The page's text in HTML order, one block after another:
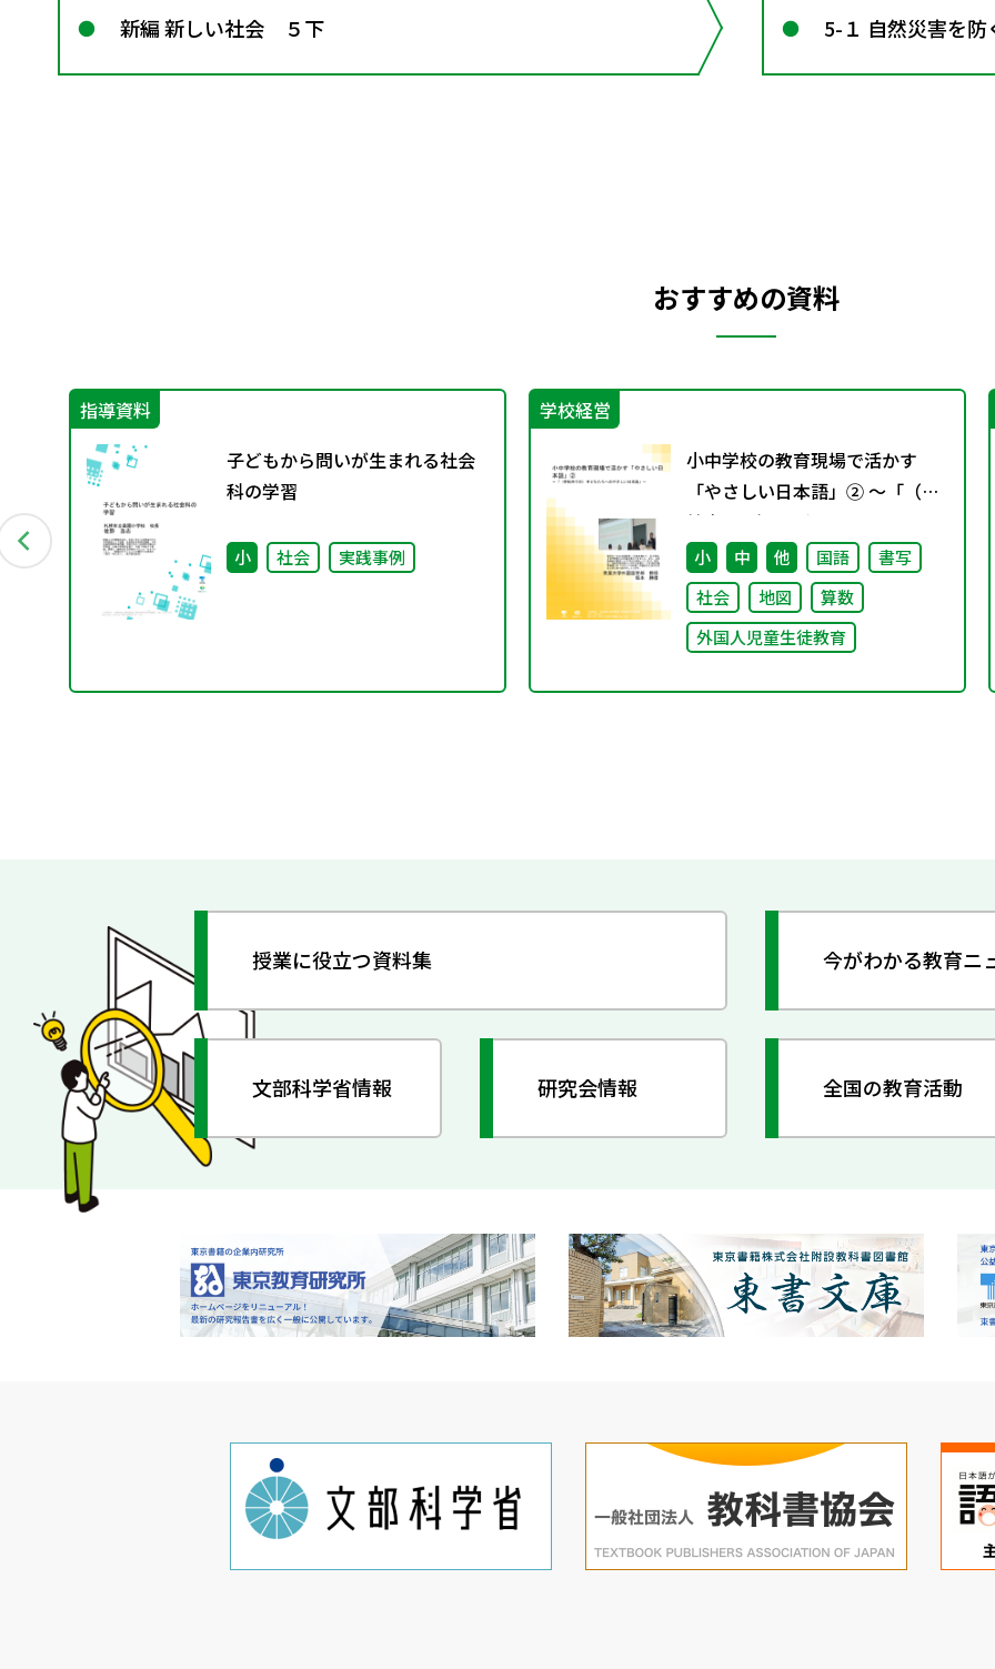
新編 新しい社会 ５下 5-１ 自然災害を防
おすすめの資料
指導資料
子どもから問いが生まれる社会
科の学習
小 社会 実践事例
学校経営
小中学校の教育現場で活かす
「やさしい日本語」② ～「（学
校内での）子どもたちへのやさ
しい日本語」～
小 中 他 国語
書写
社会
地図
算数
外国人児童生徒教育
授業に役立つ資料集 今がわかる教育ニ
文部科学省情報 研究会情報 全国の教育活動